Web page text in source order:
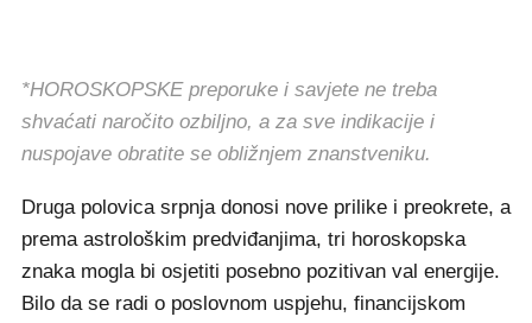
*HOROSKOPSKE preporuke i savjete ne treba
shvaćati naročito ozbiljno, a za sve indikacije i
nuspojave obratite se obližnjem znanstveniku.
Druga polovica srpnja donosi nove prilike i preokrete, a
prema astrološkim predviđanjima, tri horoskopska
znaka mogla bi osjetiti posebno pozitivan val energije.
Bilo da se radi o poslovnom uspjehu, financijskom